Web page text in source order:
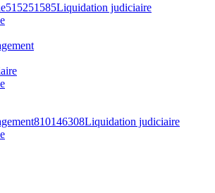
515251585Liquidation judiciaire
810146308Liquidation judiciaire